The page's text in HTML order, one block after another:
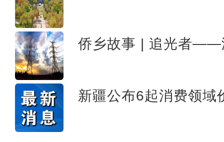
侨乡故事 | 追光者——
新疆公布6起消费领域